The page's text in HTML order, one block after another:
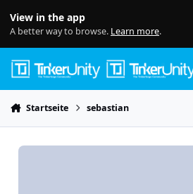
View in the app
A better way to browse. Learn more.
Startseite sebastian